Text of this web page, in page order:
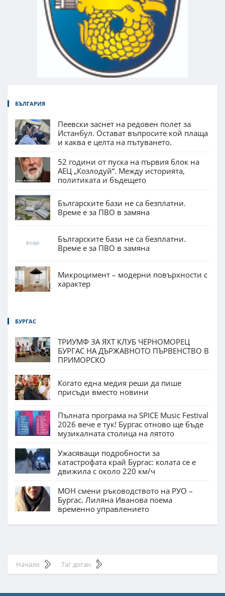
БЪЛГАРИЯ
Пеевски заснет на редовен полет за
Истанбул. Остават въпросите кой плаща
и каква е целта на пътуването.
52 години от пуска на първия блок на
АЕЦ „Козлодуй“. Между историята,
политиката и бъдещето
Българските бази не са безплатни.
Време е за ПВО в замяна
Българските бази не са безплатни.
Време е за ПВО в замяна
Микроцимент – модерни повърхности с
характер
БУРГАС
ТРИУМФ ЗА ЯХТ КЛУБ ЧЕРНОМОРЕЦ
БУРГАС НА ДЪРЖАВНОТО ПЪРВЕНСТВО В
ПРИМОРСКО
Когато една медия реши да пише
присъди вместо новини
Пълната програма на SPICE Music Festival
2026 вече е тук! Бургас отново ще бъде
музикалната столица на лятото
Ужасяващи подробности за
катастрофата край Бургас: колата се е
движила с около 220 км/ч
МОН смени ръководството на РУО –
Бургас. Лиляна Иванова поема
временно управлението
Начало Таг доган